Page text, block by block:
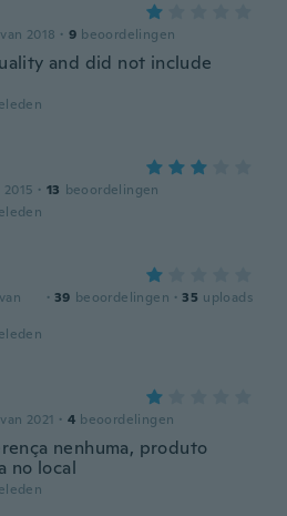
2018 · 9 beoordelingen
and did not include
· 13 beoordelingen
· 39 beoordelingen · 35 uploads
2021 · 4 beoordelingen
nenhuma, produto
no local